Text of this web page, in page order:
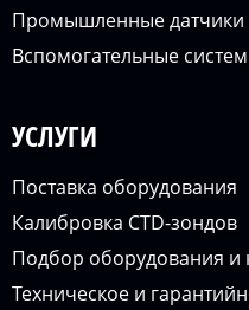
Промышленные датчики
Вспомогательные
УСЛУГИ
Поставка оборудования
Калибровка CTD-зондов
Подбор оборудования и
Техническое и